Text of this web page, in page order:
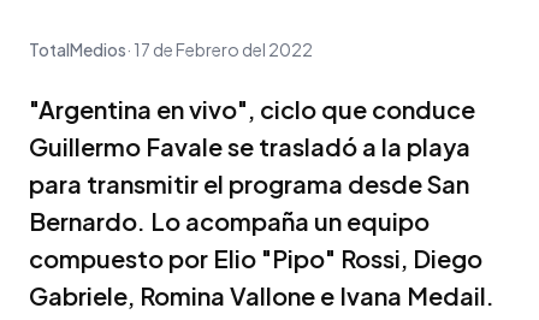
TotalMedios 17 de Febrero del 2022
"Argentina en vivo", ciclo que conduce
Guillermo Favale se trasladó a la playa
para transmitir el programa desde San
Bernardo. Lo acompaña un equipo
compuesto por Elio "Pipo" Rossi, Diego
Gabriele, Romina Vallone e Ivana Medail.